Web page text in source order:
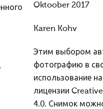
2020
2019
2018
2017
2016
2015
Oktoober 2017
Karen Kohv
Этим выбором
фотографию в
использование
лицензии
4.0. Снимок